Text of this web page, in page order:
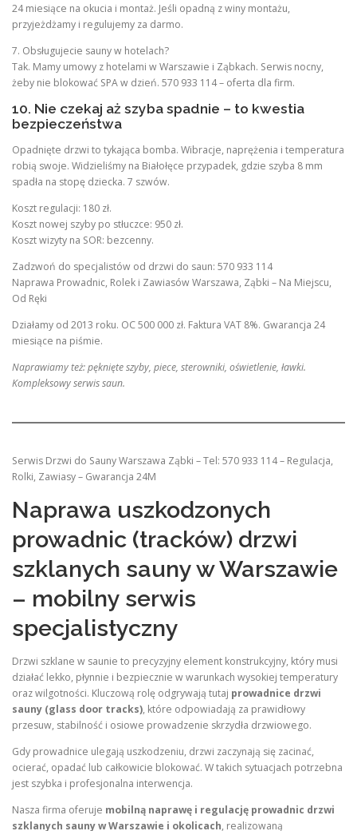
24 miesiące na okucia i montaż. Jeśli opadną z winy montażu,
przyjeżdżamy i regulujemy za darmo.
7. Obsługujecie sauny w hotelach?
Tak. Mamy umowy z hotelami w Warszawie i Ząbkach. Serwis nocny,
żeby nie blokować SPA w dzień. 570 933 114 – oferta dla firm.
10. Nie czekaj aż szyba spadnie – to kwestia
bezpieczeństwa
Opadnięte drzwi to tykająca bomba. Wibracje, naprężenia i temperatura
robią swoje. Widzieliśmy na Białołęce przypadek, gdzie szyba 8 mm
spadła na stopę dziecka. 7 szwów.
Koszt regulacji: 180 zł.
Koszt nowej szyby po stłuczce: 950 zł.
Koszt wizyty na SOR: bezcenny.
Zadzwoń do specjalistów od drzwi do saun: 570 933 114
Naprawa Prowadnic, Rolek i Zawiasów Warszawa, Ząbki – Na Miejscu,
Od Ręki
Działamy od 2013 roku. OC 500 000 zł. Faktura VAT 8%. Gwarancja 24
miesiące na piśmie.
Naprawiamy też: pęknięte szyby, piece, sterowniki, oświetlenie, ławki.
Kompleksowy serwis saun.
Serwis Drzwi do Sauny Warszawa Ząbki – Tel: 570 933 114 – Regulacja,
Rolki, Zawiasy – Gwarancja 24M
Naprawa uszkodzonych
prowadnic (tracków) drzwi
szklanych sauny w Warszawie
– mobilny serwis
specjalistyczny
Drzwi szklane w saunie to precyzyjny element konstrukcyjny, który musi
działać lekko, płynnie i bezpiecznie w warunkach wysokiej temperatury
oraz wilgotności. Kluczową rolę odgrywają tutaj prowadnice drzwi
sauny (glass door tracks), które odpowiadają za prawidłowy
przesuw, stabilność i osiowe prowadzenie skrzydła drzwiowego.
Gdy prowadnice ulegają uszkodzeniu, drzwi zaczynają się zacinać,
ocierać, opadać lub całkowicie blokować. W takich sytuacjach potrzebna
jest szybka i profesjonalna interwencja.
Nasza firma oferuje mobilną naprawę i regulację prowadnic drzwi
szklanych sauny w Warszawie i okolicach, realizowaną